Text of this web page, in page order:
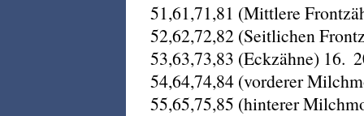
51,61,71,81 (Mittlere
52,62,72,82 (Seitlichen
53,63,73,83 (Eckzähne) 16. 
54,64,74,84 (vorderer
55,65,75,85 (hinterer